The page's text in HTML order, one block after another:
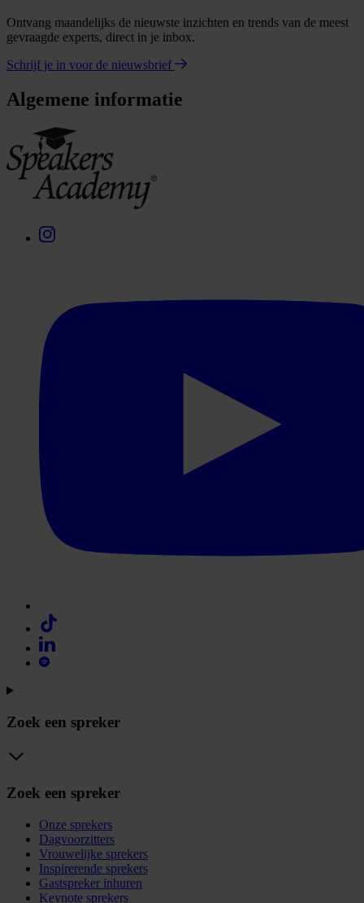
Ontvang maandelijks de nieuwste inzichten en trends van de meest
gevraagde experts, direct in je inbox.
Schrijf je in voor de nieuwsbrief
Algemene informatie
Zoek een spreker
Zoek een spreker
Onze sprekers
Dagvoorzitters
Vrouwelijke sprekers
Inspirerende sprekers
Gastspreker inhuren
Keynote sprekers